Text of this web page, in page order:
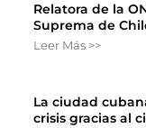
Relatora de la
Suprema de
Leer Más >>
La ciudad
crisis gracias al